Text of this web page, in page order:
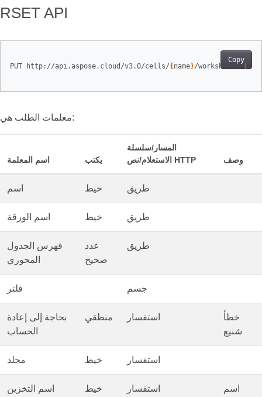
RSET API
Copy
PUT http://api.aspose.cloud/v3.0/cells/{ name}/worksheets/ {
معلمات الطلب هي:
اسم المعلمة يكتب
المسار/سلسلة
الاستعلام/نص HTTP
وصف
اسم خيط طريق
اسم الورقة خيط طريق
فهرس الجدول
المحوري
عدد
صحيح
طريق
فلتر جسم
بحاجة إلى إعادة
الحساب
منطقي استفسار
خطأ
شنيع
مجلد خيط استفسار
اسم التخزين خيط استفسار
اسم